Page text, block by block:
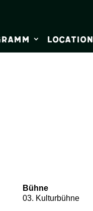
Location
Bühne
03. Kulturbühne